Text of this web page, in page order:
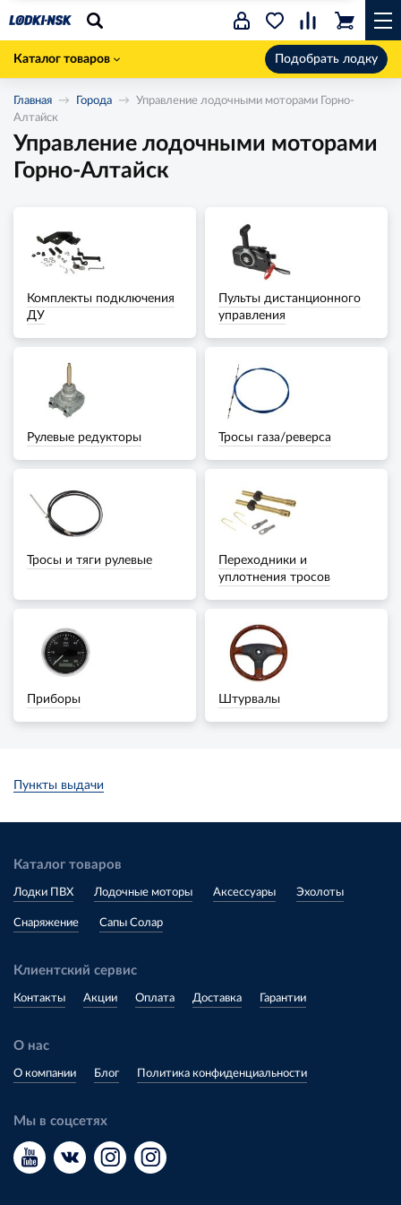
Каталог товаров Подобрать лодку
Главная Города
Управление лодочными моторами Горно-
Алтайск
Управление лодочными моторами
Горно-Алтайск
Комплекты подключения
ДУ
Пульты дистанционного
управления
Рулевые редукторы Тросы газа/реверса
Тросы и тяги рулевые
Переходники и
уплотнения тросов
Приборы Штурвалы
Пункты выдачи
Каталог товаров
Лодки ПВХ Лодочные моторы Аксессуары Эхолоты
Снаряжение Сапы Солар
Клиентский сервис
Контакты Акции Оплата Доставка Гарантии
О нас
О компании Блог Политика конфиденциальности
Мы в соцсетях